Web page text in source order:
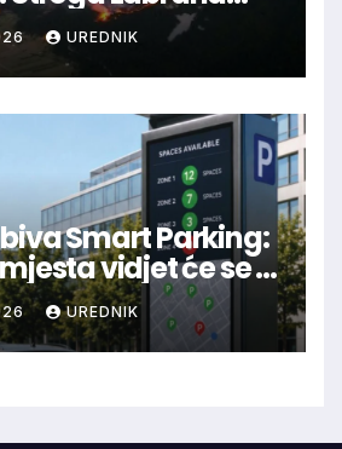
u Parku prirode
UREDNIK
Smart Parking:
vidjet će se u
UREDNIK